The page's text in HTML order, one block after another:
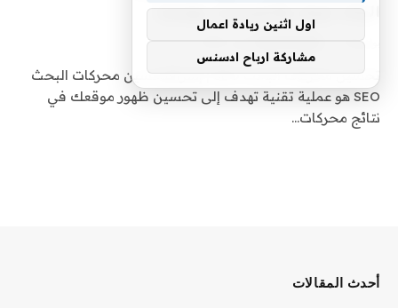
الباك لينك والجيست بوست
بواسطة
تحسين محركات البحث SEO | إشراقتحسين محركات البحث
SEO هو عملية تقنية تهدف إلى تحسين ظهور موقعك في
نتائج محركات…
أحدث المقالات
اول اثنين ريادة اعمال
مشاركة ارباح ادسنس